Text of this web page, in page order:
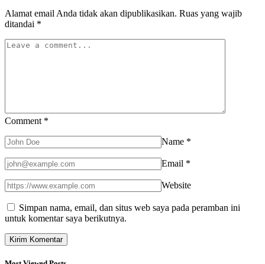
Alamat email Anda tidak akan dipublikasikan. Ruas yang wajib
ditandai *
Comment *
Name *
Email *
Website
Simpan nama, email, dan situs web saya pada peramban ini
untuk komentar saya berikutnya.